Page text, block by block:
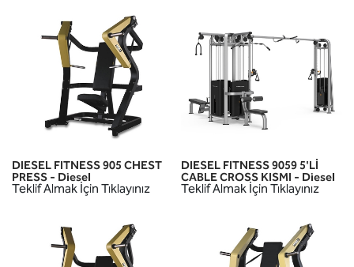
DIESEL FITNESS 905 CHEST
PRESS - Diesel
Teklif Almak İçin Tıklayınız
DIESEL FITNESS 9059 5'Lİ
CABLE CROSS KISMI - Diesel
Teklif Almak İçin Tıklayınız